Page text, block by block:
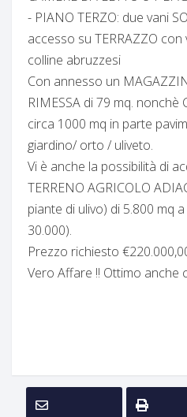
- PIANO TERZO: due vani
accesso su TERRAZZO
colline abruzzesi
Con annesso un
RIMESSA di 79 mq. nonchè
circa 1000 mq in parte
giardino/ orto / uliveto.
Vi è anche la possibilità di
TERRENO AGRICOLO
piante di ulivo) di 5.800 mq
30.000).
Prezzo richiesto
Vero Affare !! Ottimo anche